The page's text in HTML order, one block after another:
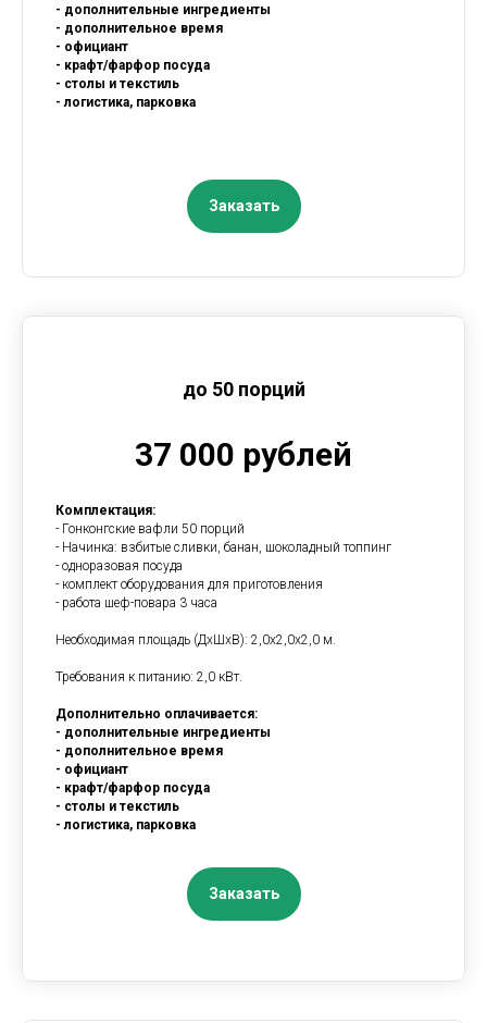
- дополнительные ингредиенты
- дополнительное время
- официант
- крафт/фарфор посуда
- столы и текстиль
- логистика, парковка
Заказать
до 50 порций
37 000 рублей
Комплектация:
- Гонконгские вафли 50 порций
- Начинка: взбитые сливки, банан, шоколадный топпинг
- одноразовая посуда
- комплект оборудования для приготовления
- работа шеф-повара 3 часа
Необходимая площадь (ДхШxВ): 2,0x2,0x2,0 м.
Требования к питанию: 2,0 кВт.
Дополнительно оплачивается:
- дополнительные ингредиенты
- дополнительное время
- официант
- крафт/фарфор посуда
- столы и текстиль
- логистика, парковка
Заказать